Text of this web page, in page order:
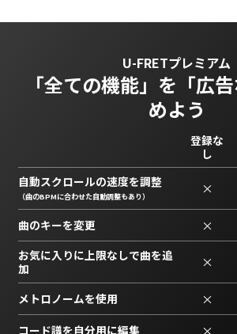
U-FRETプレミアム
「全ての機能」を 「広
めよう
登録な
し
自動スクロールの速度を調整
（曲のBPMに合わせた自動調整もあり） ×
曲のキーを変更 ×
お気に入りに上限なしで曲を追
加
×
メトロノームを使用 ×
コード譜を自分用に編集